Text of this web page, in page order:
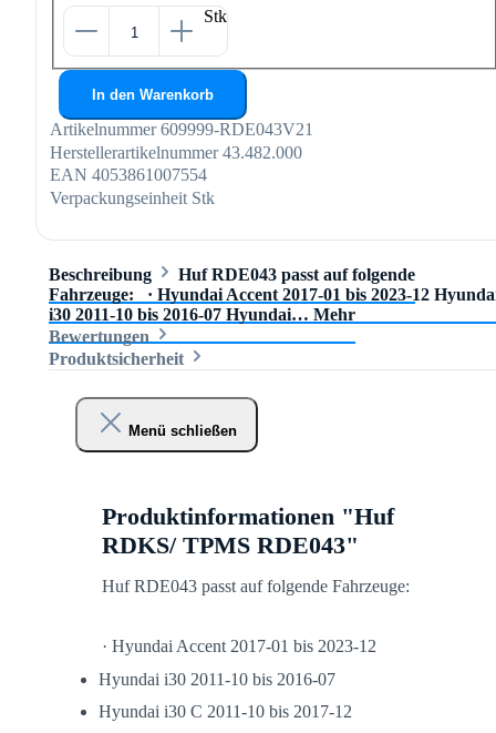
Stk
In den Warenkorb
Artikelnummer 609999-RDE043V21
Herstellerartikelnummer 43.482.000
EAN 4053861007554
Verpackungseinheit Stk
Beschreibung
Huf RDE043 passt auf folgende
Fahrzeuge: · Hyundai Accent 2017-01 bis 2023-12
i30 2011-10 bis 2016-07 Hyundai… Mehr
Bewertungen
Produktsicherheit
Menü schließen
Produktinformationen "Huf
RDKS/ TPMS RDE043"
Huf RDE043 passt auf folgende Fahrzeuge:
· Hyundai Accent 2017-01 bis 2023-12
Hyundai i30 2011-10 bis 2016-07
Hyundai i30 C 2011-10 bis 2017-12